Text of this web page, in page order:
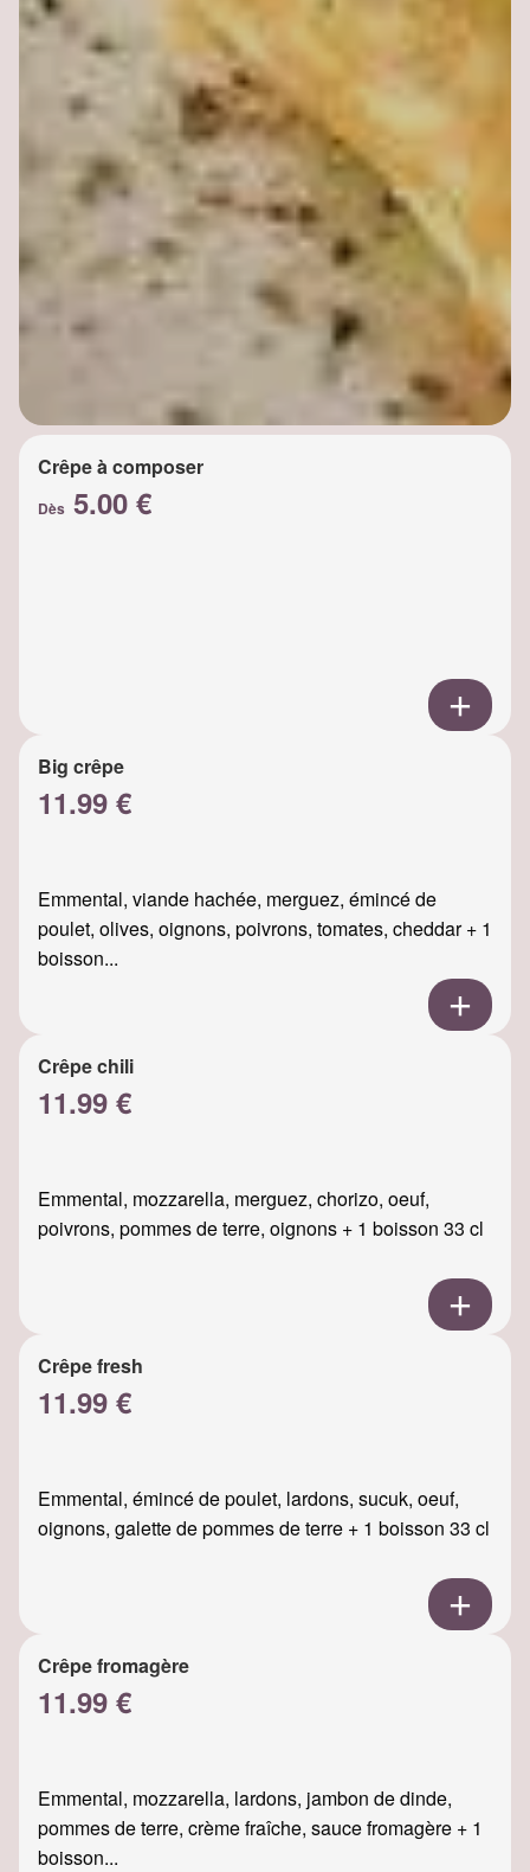
Crêpe à composer
Dès 5.00 €
Big crêpe
11.99 €
Emmental, viande hachée, merguez, émincé de
poulet, olives, oignons, poivrons, tomates, cheddar + 1
boisson...
Crêpe chili
11.99 €
Emmental, mozzarella, merguez, chorizo, oeuf,
poivrons, pommes de terre, oignons + 1 boisson 33 cl
Crêpe fresh
11.99 €
Emmental, émincé de poulet, lardons, sucuk, oeuf,
oignons, galette de pommes de terre + 1 boisson 33 cl
Crêpe fromagère
11.99 €
Emmental, mozzarella, lardons, jambon de dinde,
pommes de terre, crème fraîche, sauce fromagère + 1
boisson...